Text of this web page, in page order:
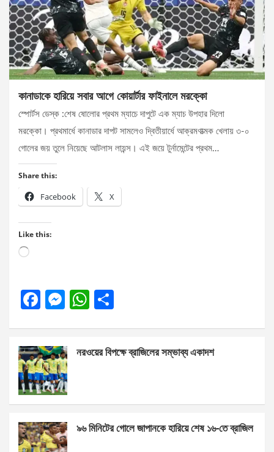
কানাডাকে হারিয়ে সবার আগে কোয়ার্টার ফাইনালে মরক্কো
স্পোর্টস ডেস্ক :শেষ ষোলোর প্রথম ম্যাচে দাপুটে এক ম্যাচ উপহার দিলো
মরক্কো। প্রথমার্ধে কানাডার দাপট সামলেও দ্বিতীয়ার্ধে আক্রমণাত্মক খেলায় ৩-০
গোলের জয় তুলে নিয়েছে আটলাস লায়ন্স। এই জয়ে টুর্নামেন্টের প্রথম…
Share this:
Facebook X
Like this:
Loading…
F
b
o
o
k
M
n
g
er
W
s
p
e
নরওয়ের বিপক্ষে ব্রাজিলের সম্ভাব্য একাদশ
৯৬ মিনিটের গোলে জাপানকে হারিয়ে শেষ ১৬-তে ব্রাজিল